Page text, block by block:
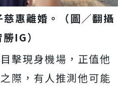
惠離婚。（圖／翻攝
IG）
擊現身機場，正值他
際，有人推測他可能